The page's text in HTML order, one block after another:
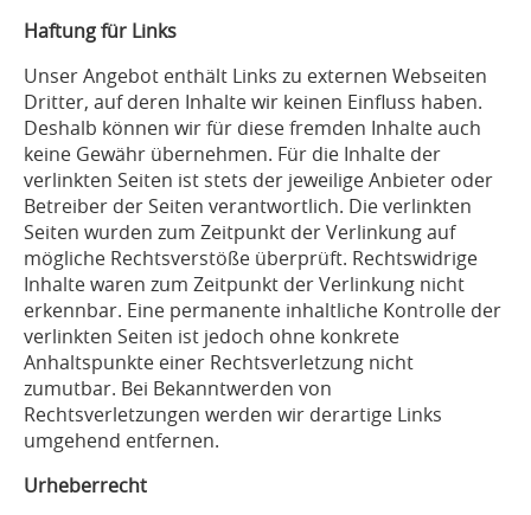
Haftung für Links
Unser Angebot enthält Links zu externen Webseiten
Dritter, auf deren Inhalte wir keinen Einfluss haben.
Deshalb können wir für diese fremden Inhalte auch
keine Gewähr übernehmen. Für die Inhalte der
verlinkten Seiten ist stets der jeweilige Anbieter oder
Betreiber der Seiten verantwortlich. Die verlinkten
Seiten wurden zum Zeitpunkt der Verlinkung auf
mögliche Rechtsverstöße überprüft. Rechtswidrige
Inhalte waren zum Zeitpunkt der Verlinkung nicht
erkennbar. Eine permanente inhaltliche Kontrolle der
verlinkten Seiten ist jedoch ohne konkrete
Anhaltspunkte einer Rechtsverletzung nicht
zumutbar. Bei Bekanntwerden von
Rechtsverletzungen werden wir derartige Links
umgehend entfernen.
Urheberrecht